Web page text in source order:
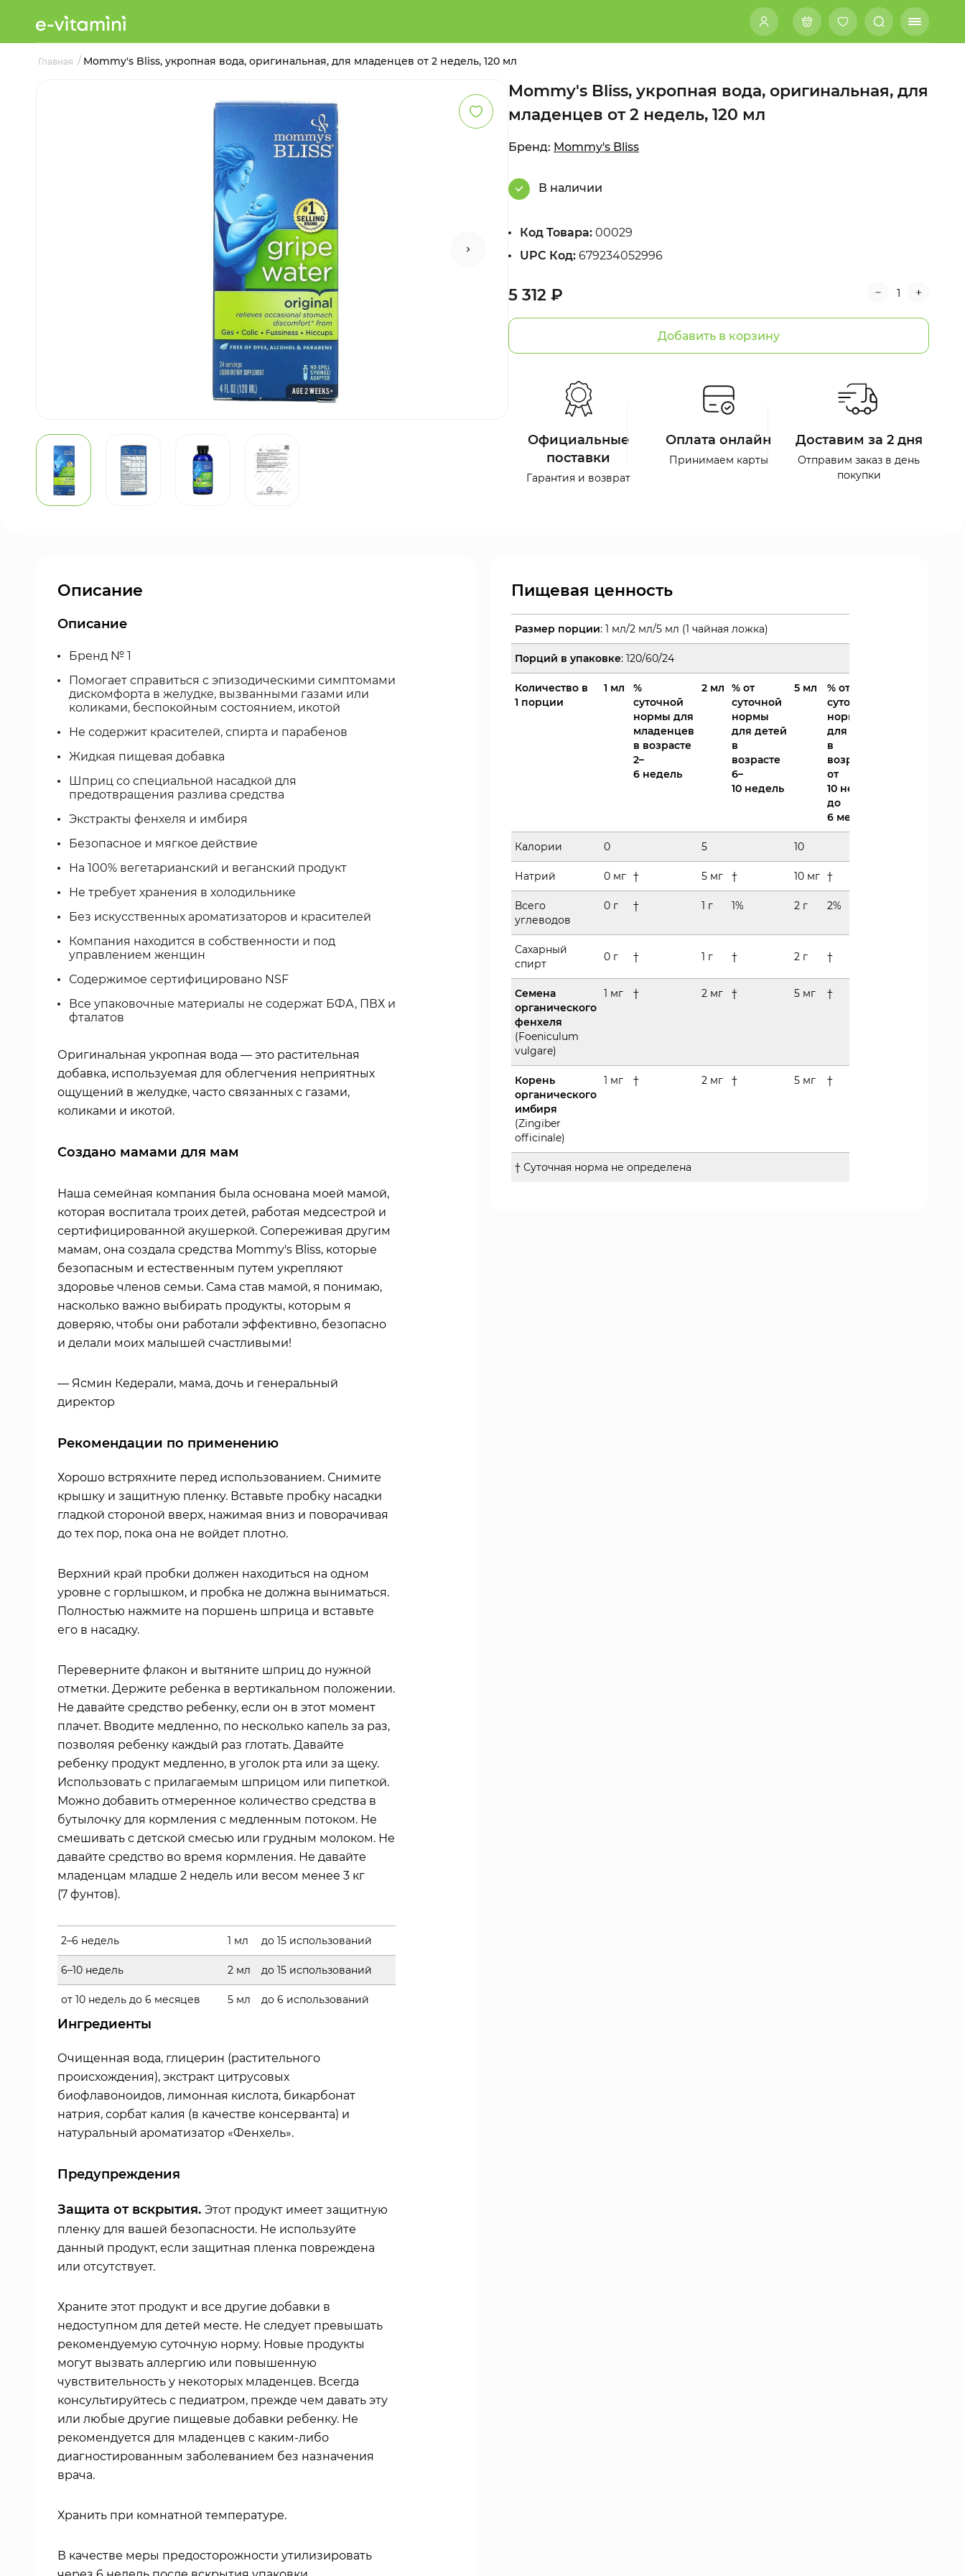
Главная / Mommy's Bliss, укропная вода, оригинальная, для младенцев от 2 недель, 120 мл
Mommy's Bliss, укропная вода, оригинальная, для
младенцев от 2 недель, 120 мл
5 312 ₽
Добавить в корзину
Бренд: Mommy's Bliss
В наличии
Код Товара: 00029
UPC Код: 679234052996
Официальные
поставки
Гарантия и возврат
Оплата онлайн
Принимаем карты
Доставим за 2 дня
Отправим заказ в день
покупки
Описание
Описание
Бренд № 1
Помогает справиться с эпизодическими симптомами
дискомфорта в желудке, вызванными газами или
коликами, беспокойным состоянием, икотой
Не содержит красителей, спирта и парабенов
Жидкая пищевая добавка
Шприц со специальной насадкой для
предотвращения разлива средства
Экстракты фенхеля и имбиря
Безопасное и мягкое действие
На 100% вегетарианский и веганский продукт
Не требует хранения в холодильнике
Без искусственных ароматизаторов и красителей
Компания находится в собственности и под
управлением женщин
Содержимое сертифицировано NSF
Все упаковочные материалы не содержат БФА, ПВХ и
фталатов
Оригинальная укропная вода — это растительная
добавка, используемая для облегчения неприятных
ощущений в желудке, часто связанных с газами,
коликами и икотой.
Создано мамами для мам
Наша семейная компания была основана моей мамой,
которая воспитала троих детей, работая медсестрой и
сертифицированной акушеркой. Сопереживая другим
мамам, она создала средства Mommy's Bliss, которые
безопасным и естественным путем укрепляют
здоровье членов семьи. Сама став мамой, я понимаю,
насколько важно выбирать продукты, которым я
доверяю, чтобы они работали эффективно, безопасно
и делали моих малышей счастливыми!
— Ясмин Кедерали, мама, дочь и генеральный
директор
Рекомендации по применению
Хорошо встряхните перед использованием. Снимите
крышку и защитную пленку. Вставьте пробку насадки
гладкой стороной вверх, нажимая вниз и поворачивая
до тех пор, пока она не войдет плотно.
Верхний край пробки должен находиться на одном
уровне с горлышком, и пробка не должна выниматься.
Полностью нажмите на поршень шприца и вставьте
его в насадку.
Переверните флакон и вытяните шприц до нужной
отметки. Держите ребенка в вертикальном положении.
Не давайте средство ребенку, если он в этот момент
плачет. Вводите медленно, по несколько капель за раз,
позволяя ребенку каждый раз глотать. Давайте
ребенку продукт медленно, в уголок рта или за щеку.
Использовать с прилагаемым шприцом или пипеткой.
Можно добавить отмеренное количество средства в
бутылочку для кормления с медленным потоком. Не
смешивать с детской смесью или грудным молоком. Не
давайте средство во время кормления. Не давайте
младенцам младше 2 недель или весом менее 3 кг
(7 фунтов).
2–6 недель 1 мл до 15 использований
6–10 недель 2 мл до 15 использований
от 10 недель до 6 месяцев 5 мл до 6 использований
Ингредиенты
Очищенная вода, глицерин (растительного
происхождения), экстракт цитрусовых
биофлавоноидов, лимонная кислота, бикарбонат
натрия, сорбат калия (в качестве консерванта) и
натуральный ароматизатор «Фенхель».
Предупреждения
Защита от вскрытия. Этот продукт имеет защитную
пленку для вашей безопасности. Не используйте
данный продукт, если защитная пленка повреждена
или отсутствует.
Храните этот продукт и все другие добавки в
недоступном для детей месте. Не следует превышать
рекомендуемую суточную норму. Новые продукты
могут вызвать аллергию или повышенную
чувствительность у некоторых младенцев. Всегда
консультируйтесь с педиатром, прежде чем давать эту
или любые другие пищевые добавки ребенку. Не
рекомендуется для младенцев с каким-либо
диагностированным заболеванием без назначения
врача.
Хранить при комнатной температуре.
В качестве меры предосторожности утилизировать
Пищевая ценность
Размер порции: 1 мл/2 мл/5 мл (1 чайная ложка)
Порций в упаковке: 120/60/24
Количество в
1 порции
1 мл
%
суточной
нормы для
младенцев
в возрасте
2–
6 недель
2 мл
% от
суточной
нормы
для детей
в
возрасте
6–
10 недель
5 мл
% от
суточной
нормы
для детей
в
возрасте
от
10 недель
до
6 месяцев
Калории 0 5 10
Натрий 0 мг † 5 мг † 10 мг †
Всего
углеводов
0 г † 1 г 1% 2 г 2%
Сахарный
спирт
0 г † 1 г † 2 г †
Семена
органического
фенхеля
(Foeniculum
vulgare)
1 мг † 2 мг † 5 мг †
Корень
органического
имбиря
(Zingiber
officinale)
1 мг † 2 мг † 5 мг †
† Суточная норма не определена